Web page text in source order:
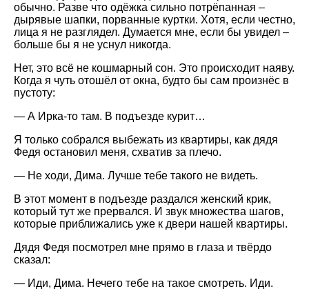
обычно. Разве что одёжка сильно потрёпанная –
дырявые шапки, порванные куртки. Хотя, если честно,
лица я не разглядел. Думается мне, если бы увидел –
больше бы я не уснул никогда.
Нет, это всё не кошмарный сон. Это происходит наяву.
Когда я чуть отошёл от окна, будто бы сам произнёс в
пустоту:
— А Ирка-то там. В подъезде курит…
Я только собрался выбежать из квартиры, как дядя
Федя остановил меня, схватив за плечо.
— Не ходи, Дима. Лучше тебе такого не видеть.
В этот момент в подъезде раздался женский крик,
который тут же прервался. И звук множества шагов,
которые приближались уже к двери нашей квартиры.
Дядя Федя посмотрел мне прямо в глаза и твёрдо
сказал:
— Иди, Дима. Нечего тебе на такое смотреть. Иди.